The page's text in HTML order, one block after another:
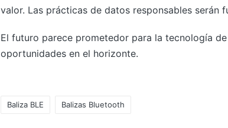
valor. Las prácticas de datos responsables serán
El futuro parece prometedor para la tecnología
oportunidades en el horizonte.
Etiquetas:
Baliza BLE Balizas Bluetooth